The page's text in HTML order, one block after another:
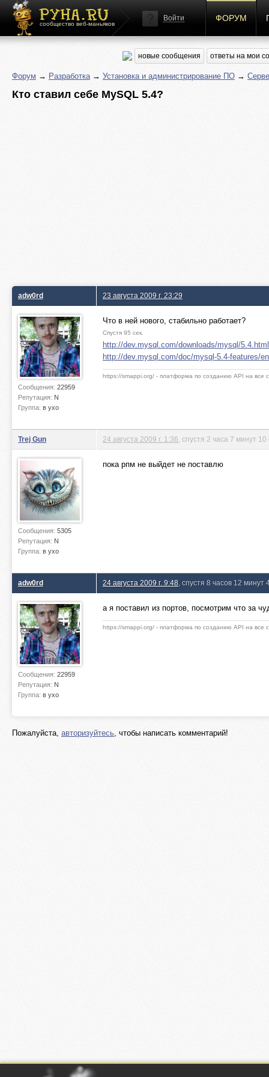
сообщество веб-маньяков
Войти ФОРУМ
новые сообщения ответы на мои
Форум → Разработка→ Установка и администрирование ПО →
Кто ставил себе MySQL 5.4?
adw0rd
Сообщения: 22959
Репутация: N
Группа: в ухо
23 августа 2009 г. 23:29
Что в ней нового, стабильно работает?
Спустя 95 сек.
http://dev.mysql.com/downloads/mysql/5.4.html
http://dev.mysql.com/doc/mysql-5.4-features/
https://smappi.org/ - платформа по созданию API на все
Trej Gun
Сообщения: 5305
Репутация: N
Группа: в ухо
24 августа 2009 г. 1:36 , спустя 2 часа 7 минут 10
пока рпм не выйдет не поставлю
adw0rd
Сообщения: 22959
Репутация: N
Группа: в ухо
24 августа 2009 г. 9:48 , спустя 8 часов 12 минут
а я поставил из портов, посмотрим что за
https://smappi.org/ - платформа по созданию API на все
Пожалуйста, авторизуйтесь, чтобы написать комментарий!